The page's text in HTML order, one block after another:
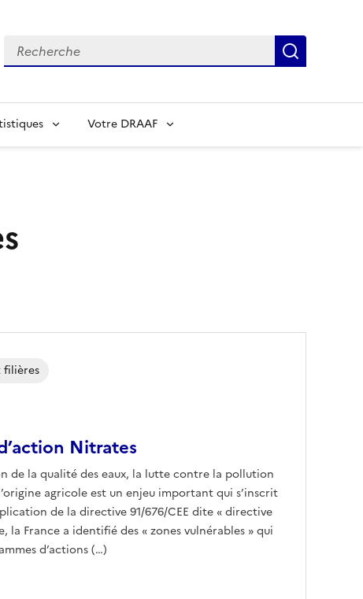
Recherche
Votre DRAAF
Nitrates
de la qualité des eaux, la lutte contre la pollution
agricole est un enjeu important qui s’inscrit
de la directive 91/676/CEE dite « directive
la France a identifié des « zones vulnérables » qui
d’actions (…)
filières